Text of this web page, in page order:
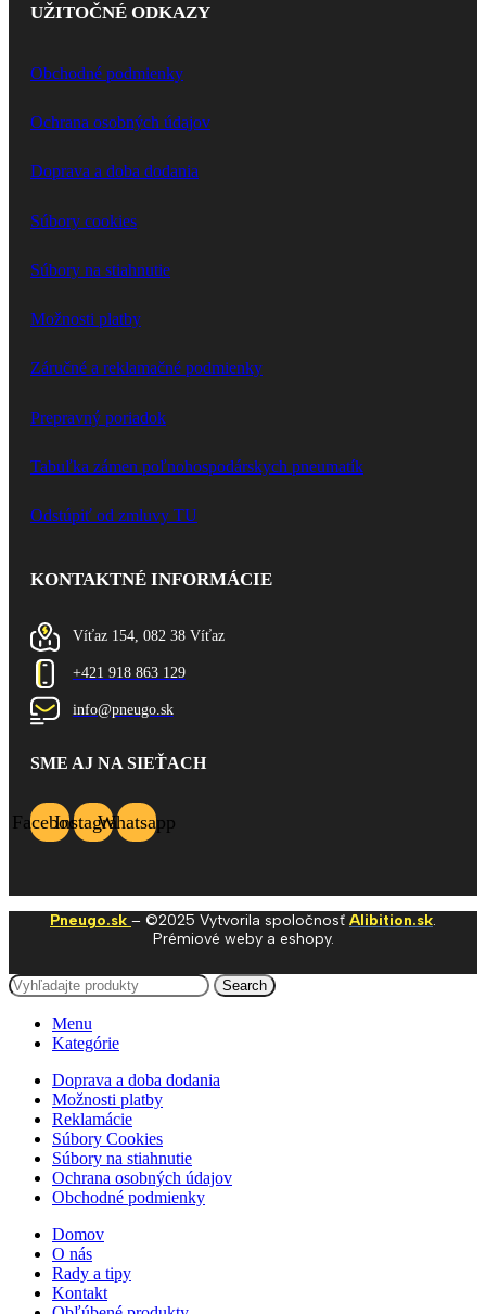
UŽITOČNÉ ODKAZY
Obchodné podmienky
Ochrana osobných údajov
Doprava a doba dodania
Súbory cookies
Súbory na stiahnutie
Možnosti platby
Záručné a reklamačné podmienky
Prepravný poriadok
Tabuľka zámen poľnohospodárskych pneumatík
Odstúpiť od zmluvy TU
KONTAKTNÉ INFORMÁCIE
Víťaz 154, 082 38 Víťaz
+421 918 863 129
info@pneugo.sk
SME AJ NA SIEŤACH
FacebookInstagramWhatsapp
Pneugo.sk – ©2025 Vytvorila spoločnosť Alibition.sk.
Prémiové weby a eshopy.
Search
Menu
Kategórie
Doprava a doba dodania
Možnosti platby
Reklamácie
Súbory Cookies
Súbory na stiahnutie
Ochrana osobných údajov
Obchodné podmienky
Domov
O nás
Rady a tipy
Kontakt